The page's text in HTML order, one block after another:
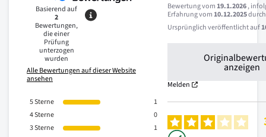
Basierend auf
2
Bewertungen,
die einer
Prüfung
unterzogen
wurden
Alle Bewertungen auf dieser Website
ansehen
5Sterne
1
4Sterne
0
3Sterne
1
Bewertung vom19.1.2026,
Erfahrung vom10.12.2025
Ursprünglich veröffentlicht auf
anzeigen
Melden